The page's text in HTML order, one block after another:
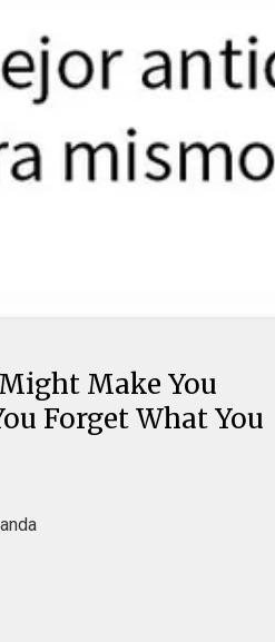
Make You
Forget What You